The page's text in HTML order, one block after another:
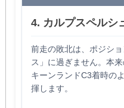
4. カルプスペルシ
前走の敗北は、ポジシ
ス」に過ぎません。本
キーンランドC3着時の
揮します。